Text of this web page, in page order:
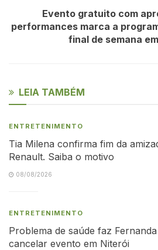
Evento gratuito com
performances marca a
final de semana
LEIA TAMBÉM
ENTRETENIMENTO
Tia Milena confirma fim da
Renault. Saiba o motivo
08/08/2026
ENTRETENIMENTO
Problema de saúde faz
cancelar evento em Niterói